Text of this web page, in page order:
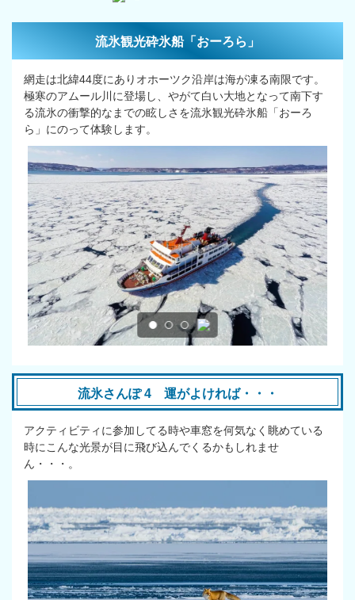
流氷観光砕氷船「おーろら」
網走は北緯44度にありオホーツク沿岸は海が凍る南限です。
極寒のアムール川に登場し、やがて白い大地となって南下す
る流氷の衝撃的なまでの眩しさを流氷観光砕氷船「おーろ
ら」にのって体験します。
流氷さんぽ 4 運がよければ・・・
アクティビティに参加してる時や車窓を何気なく眺めている
時にこんな光景が目に飛び込んでくるかもしれませ
ん・・・。